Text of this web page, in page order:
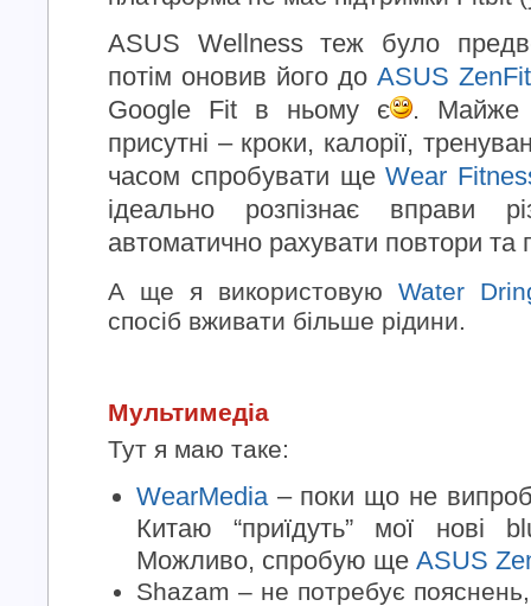
ASUS Wellness теж було
потім оновив його до ASUS ZenFit
Google Fit в ньому є
. Майже
присутні – кроки, калорії,
часом спробувати щеWear
ідеально розпізнає вправи
автоматично рахувати повтори та
А ще я використовую Water
спосіб вживати більше рідини.
Мультимедіа
Тут я маю таке:
WearMedia– поки що не
Китаю “приїдуть” мої нові
Можливо, спробую ще ASUS
Shazam – не потребує